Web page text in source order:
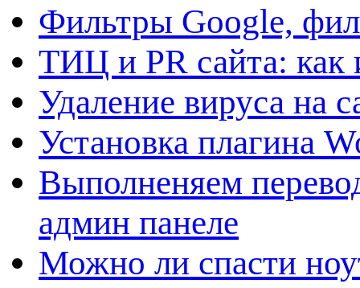
Фильтры Google,
ТИЦ и PR сайта: как
Удаление вируса на
Установка плагина
Выполненяем
админ панеле
Можно ли спасти